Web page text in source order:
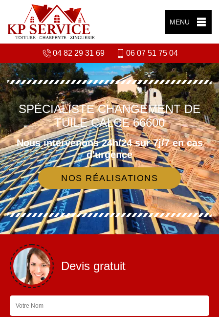
MENU
04 82 29 31 69 06 07 51 75 04
SPÉCIALISTE CHANGEMENT DE
TUILE CALCE 66600
Nous intervenons 24h/24 sur 7j/7 en cas
d'urgence
NOS RÉALISATIONS
Devis gratuit